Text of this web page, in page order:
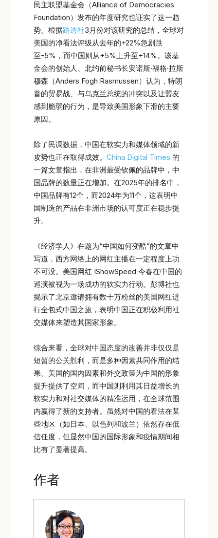
民主联盟基金会（Alliance of Democracies
Foundation）发布的年度研究也证实了这一趋
势。根据路透社3月份对该研究的总结，全球对
美国的净看法评级从去年的+22%急剧跌
至-5%，而中国则从+5%上升至+14%。该基
金会的创始人、北约前秘书长安诺斯·福格·拉斯
穆森（Anders Fogh Rasmussen）认为，特朗
普的贸易战、与乌克兰总统的冲突以及让盟友
感到脆弱的行为，是导致美国形象下滑的主要
原因。
除了民调数据，中国在软实力和媒体领域的新
攻势也正在取得成效。 China Digital Times 的
一篇文章指出，在非洲最受钦佩的品牌中，中
国品牌的数量正在增加。在2025年的排名中，
中国品牌有12个，而2024年为11个，这表明中
国制造的产品在非洲市场的认可度正在稳步提
升。
《经济学人》在题为“中国如何变酷”的文章中
写道，西方网络上的网红主播在一定程度上功
不可没。美国网红 IShowSpeed 今春在中国的
巡演被视为一场成功的软实力行动。彭博社也
揭示了北京邀请拥有数十万粉丝的美国网红进
行全包式中国之旅，表明中国正在积极利用社
交媒体来塑造其国家形象。
综合来看，全球对中国态度的改善并非仅仅是
短暂的公关胜利，而是多种因素共同作用的结
果。美国的国内因素和外交政策为中国的形象
提升提供了空间，而中国则利用其日益增长的
软实力和对社交媒体的精准运用，在全球范围
内赢得了新的支持者。虽然对中国的看法在某
些地区（如日本、以色列和波兰）依然存在低
信任度，但显然中国的国际形象和疫情期间相
比有了显著提高。
作者